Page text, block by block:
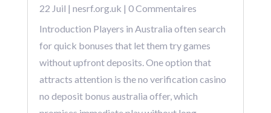
22 Juil | nesrf.org.uk | 0 Commentaires
Introduction Players in Australia often search
for quick bonuses that let them try games
without upfront deposits. One option that
attracts attention is the no verification casino
no deposit bonus australia offer, which